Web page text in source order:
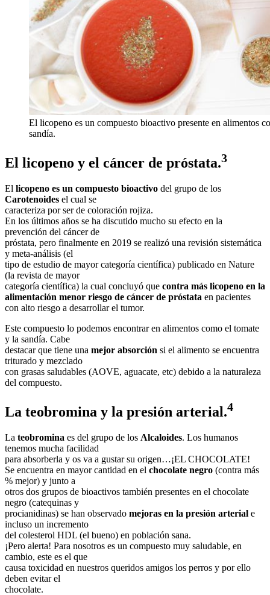
El licopeno es un compuesto bioactivo presente en alimentos
sandía.
El licopeno y el cáncer de próstata.3
El licopeno es un compuesto bioactivo del grupo de los
Carotenoides el cual se
caracteriza por ser de coloración rojiza.
En los últimos años se ha discutido mucho su efecto en la
prevención del cáncer de
próstata, pero finalmente en 2019 se realizó una revisión sistemática
y meta-análisis (el
tipo de estudio de mayor categoría científica) publicado en Nature
(la revista de mayor
categoría científica) la cual concluyó que contra más licopeno en la
alimentación menor riesgo de cáncer de próstata en pacientes
con alto riesgo a desarrollar el tumor.
Este compuesto lo podemos encontrar en alimentos como el tomate
y la sandía. Cabe
destacar que tiene una mejor absorción si el alimento se encuentra
triturado y mezclado
con grasas saludables (AOVE, aguacate, etc) debido a la naturaleza
del compuesto.
La teobromina y la presión arterial.4
La teobromina es del grupo de los Alcaloides. Los humanos
tenemos mucha facilidad
para absorberla y os va a gustar su origen…¡EL CHOCOLATE!
Se encuentra en mayor cantidad en el chocolate negro (contra más
% mejor) y junto a
otros dos grupos de bioactivos también presentes en el chocolate
negro (catequinas y
procianidinas) se han observado mejoras en la presión arterial e
incluso un incremento
del colesterol HDL (el bueno) en población sana.
¡Pero alerta! Para nosotros es un compuesto muy saludable, en
cambio, este es el que
causa toxicidad en nuestros queridos amigos los perros y por ello
deben evitar el
chocolate.